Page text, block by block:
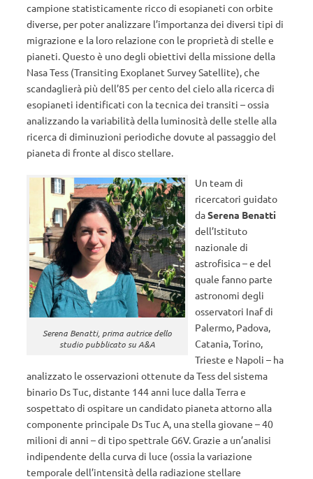
campione statisticamente ricco di esopianeti con orbite
diverse, per poter analizzare l’importanza dei diversi tipi di
migrazione e la loro relazione con le proprietà di stelle e
pianeti. Questo è uno degli obiettivi della missione della
Nasa Tess (Transiting Exoplanet Survey Satellite), che
scandaglierà più dell’85 per cento del cielo alla ricerca di
esopianeti identificati con la tecnica dei transiti – ossia
analizzando la variabilità della luminosità delle stelle alla
ricerca di diminuzioni periodiche dovute al passaggio del
pianeta di fronte al disco stellare.
Serena Benatti, prima autrice dello
studio pubblicato su A&A
Un team di
ricercatori guidato
daSerena Benatti
dell’Istituto
nazionale di
astrofisica – e del
quale fanno parte
astronomi degli
osservatori Inaf di
Palermo, Padova,
Catania, Torino,
Trieste e Napoli – ha
analizzato le osservazioni ottenute da Tess del sistema
binario Ds Tuc, distante 144 anni luce dalla Terra e
sospettato di ospitare un candidato pianeta attorno alla
componente principale Ds Tuc A, una stella giovane – 40
milioni di anni – di tipo spettrale G6V. Grazie a un’analisi
indipendente della curva di luce (ossia la variazione
temporale dell’intensità della radiazione stellare